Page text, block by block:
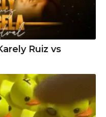
Ruiz vs